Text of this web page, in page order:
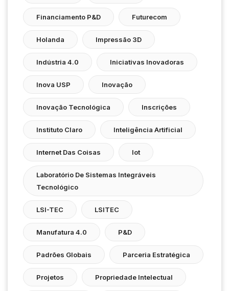
Financiamento P&D Futurecom
Holanda Impressão 3D
Indústria 4.0 Iniciativas Inovadoras
Inova USP Inovação
Inovação Tecnológica Inscrições
Instituto Claro Inteligência Artificial
Internet Das Coisas Iot
Laboratório De Sistemas Integráveis
Tecnológico
LSI-TEC LSITEC
Manufatura 4.0 P&D
Padrões Globais Parceria Estratégica
Projetos Propriedade Intelectual